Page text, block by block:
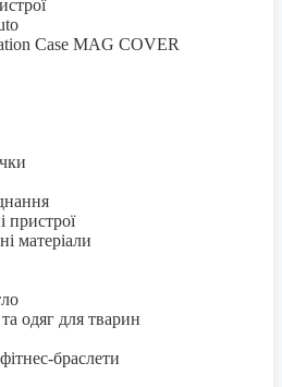
Case MAG COVER
пристрої
матеріали
одяг для тварин
браслети